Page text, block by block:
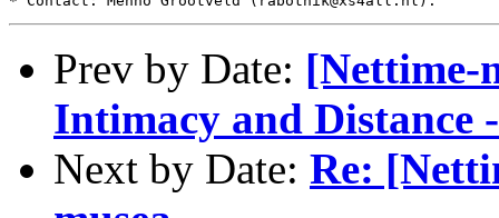
Prev by Date: [Nettime-
Intimacy and Distance
Next by Date: Re: